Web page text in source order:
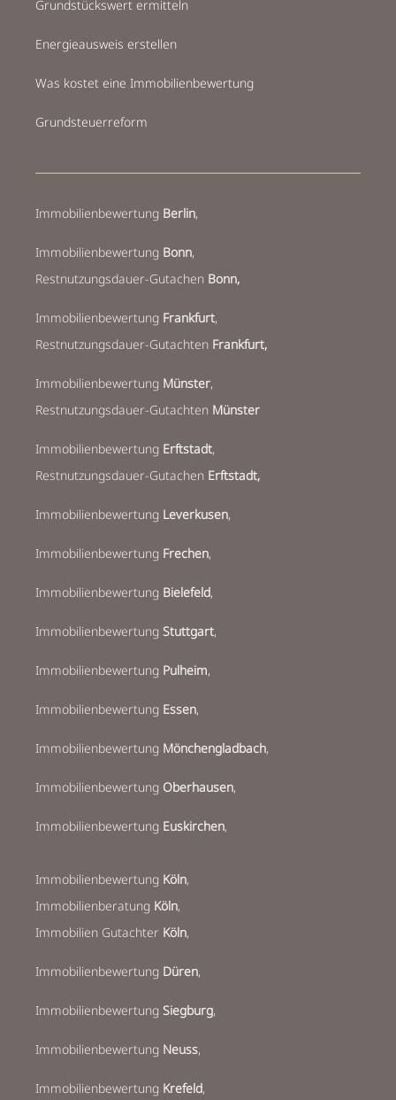
Grundstückswert ermitteln
Energieausweis erstellen
Was kostet eine Immobilienbewertung
Grundsteuerreform
Immobilienbewertung Berlin,
Immobilienbewertung Bonn,
Restnutzungsdauer-Gutachen Bonn,
Immobilienbewertung Frankfurt,
Restnutzungsdauer-Gutachten Frankfurt,
Immobilienbewertung Münster,
Restnutzungsdauer-Gutachten Münster
Immobilienbewertung Erftstadt,
Restnutzungsdauer-Gutachen Erftstadt,
Immobilienbewertung Leverkusen,
Immobilienbewertung Frechen,
Immobilienbewertung Bielefeld,
ImmobilienbewertungStuttgart,
Immobilienbewertung Pulheim,
Immobilienbewertung Essen,
Immobilienbewertung Mönchengladbach,
Immobilienbewertung Oberhausen,
Immobilienbewertung Euskirchen,
Immobilienbewertung Köln,
Immobilienberatung Köln,
Immobilien Gutachter Köln,
Immobilienbewertung Düren,
Immobilienbewertung Siegburg,
Immobilienbewertung Neuss,
Immobilienbewertung Krefeld,